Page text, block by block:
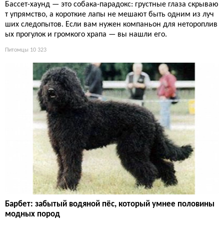
Бассет-хаунд — это собака-парадокс: грустные глаза скрываю
т упрямство, а короткие лапы не мешают быть одним из луч
ших следопытов. Если вам нужен компаньон для нетороплив
ых прогулок и громкого храпа — вы нашли его.
Питомцы 10 323
Барбет: забытый водяной пёс, который умнее половины
модных пород